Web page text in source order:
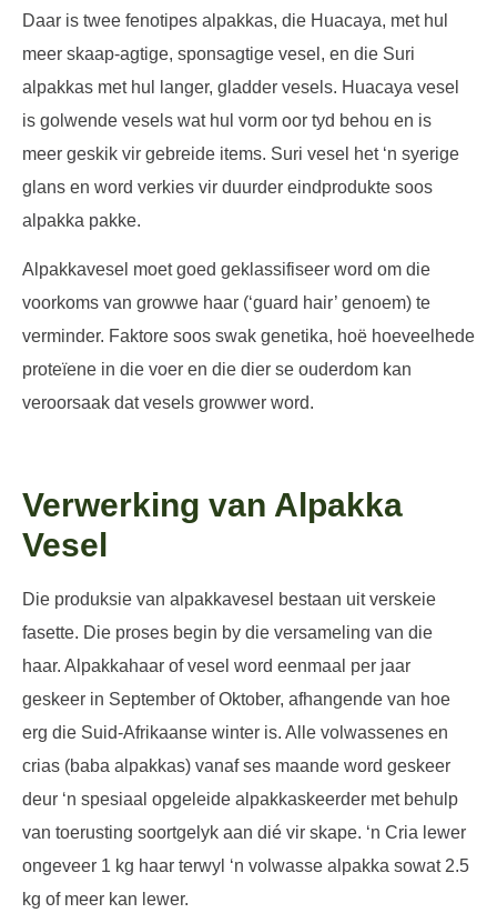
Daar is twee fenotipes alpakkas, die Huacaya, met hul
meer skaap-agtige, sponsagtige vesel, en die Suri
alpakkas met hul langer, gladder vesels. Huacaya vesel
is golwende vesels wat hul vorm oor tyd behou en is
meer geskik vir gebreide items. Suri vesel het ‘n syerige
glans en word verkies vir duurder eindprodukte soos
alpakka pakke.
Alpakkavesel moet goed geklassifiseer word om die
voorkoms van growwe haar (‘guard hair’ genoem) te
verminder. Faktore soos swak genetika, hoë hoeveelhede
proteïene in die voer en die dier se ouderdom kan
veroorsaak dat vesels growwer word.
Verwerking van Alpakka
Vesel
Die produksie van alpakkavesel bestaan uit verskeie
fasette. Die proses begin by die versameling van die
haar. Alpakkahaar of vesel word eenmaal per jaar
geskeer in September of Oktober, afhangende van hoe
erg die Suid-Afrikaanse winter is. Alle volwassenes en
crias (baba alpakkas) vanaf ses maande word geskeer
deur ‘n spesiaal opgeleide alpakkaskeerder met behulp
van toerusting soortgelyk aan dié vir skape. ‘n Cria lewer
ongeveer 1 kg haar terwyl ‘n volwasse alpakka sowat 2.5
kg of meer kan lewer.